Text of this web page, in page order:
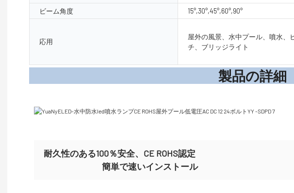
ビーム角度
15°,30°,45°,60°,90°
応用
屋外の風景、水中プール、噴水、
チ、ブリッジライト
製品
耐久性のある100％安全、CE ROHS認定
簡単で速いインストール